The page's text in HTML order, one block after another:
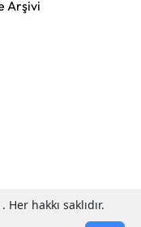
Arşivi
hakkı saklıdır.